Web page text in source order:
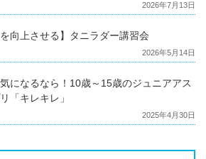
2026年7月13日
を向上させる】タニラダー講習会
2026年5月14日
になるなら！10歳～15歳のジュニアアス
「キレキレ」
2025年4月30日